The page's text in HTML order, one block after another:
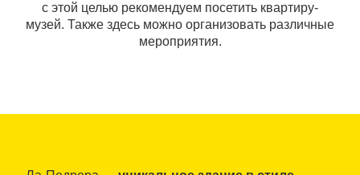
с этой целью рекомендуем посетить квартиру-
музей. Также здесь можно организовать различные
мероприятия.